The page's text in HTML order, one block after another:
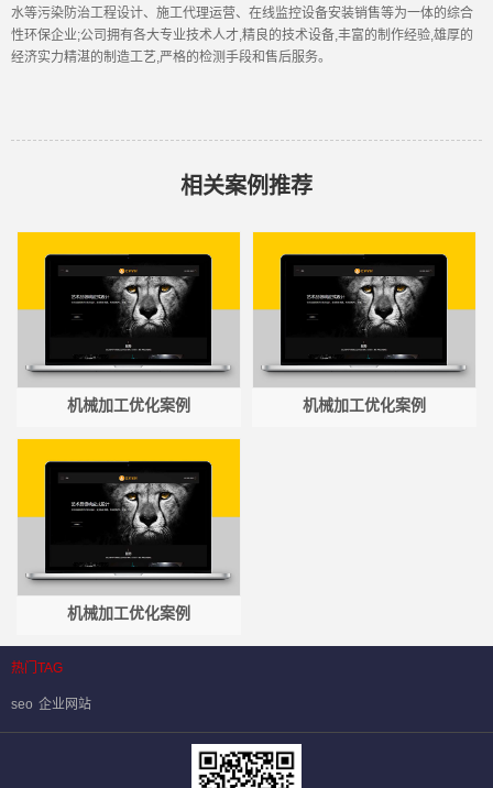
水等污染防治工程设计、施工代理运营、在线监控设备安装销售等为一体的综合
性环保企业;公司拥有各大专业技术人才,精良的技术设备,丰富的制作经验,雄厚的
经济实力精湛的制造工艺,严格的检测手段和售后服务。
相关案例推荐
机械加工优化案例 机械加工优化案例
机械加工优化案例
热门TAG
seo 企业网站